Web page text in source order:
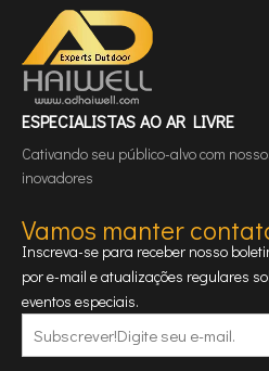
ESPECIALISTAS AO AR LIVRE
Cativando seu público-alvo com
inovadores
Vamos manter
Inscreva-se para receber nosso
por e-mail e atualizações regulares
eventos especiais.